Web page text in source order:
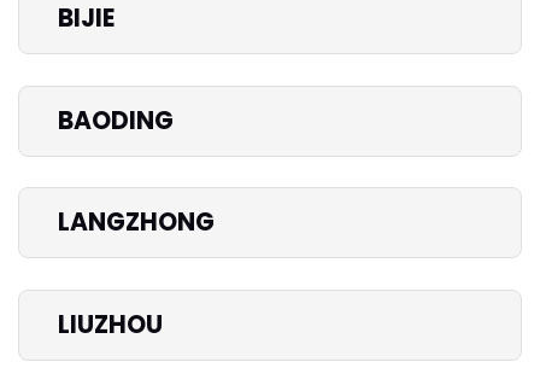
BIJIE
BAODING
LANGZHONG
LIUZHOU